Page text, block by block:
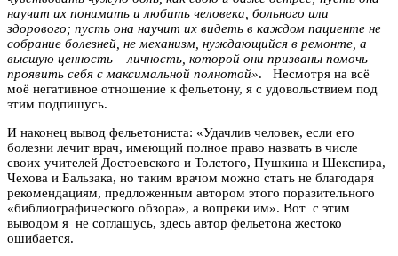
научит их понимать и любить человека, больного или
здорового; пусть она научит их видеть в каждом пациенте не
собрание болезней, не механизм, нуждающийся в ремонте, а
высшую ценность – личность, которой они призваны помочь
проявить себя с максимальной полнотой». Несмотря на всё
моё негативное отношение к фельетону, я с удовольствием под
этим подпишусь.
И наконец вывод фельетониста: «Удачлив человек, если его
болезни лечит врач, имеющий полное право назвать в числе
своих учителей Достоевского и Толстого, Пушкина и Шекспира,
Чехова и Бальзака, но таким врачом можно стать не благодаря
рекомендациям, предложенным автором этого поразительного
«библиографического обзора», а вопреки им». Вот с этим
выводом я не соглашусь, здесь автор фельетона жестоко
ошибается.